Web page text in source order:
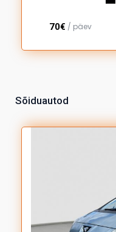
70€ / päev
Sõiduautod